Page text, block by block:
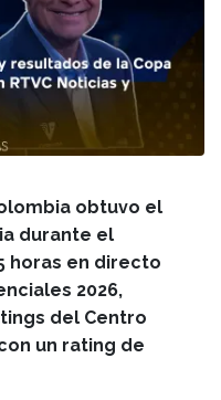
obtuvo el
durante el
horas en directo
2026,
del Centro
un rating de